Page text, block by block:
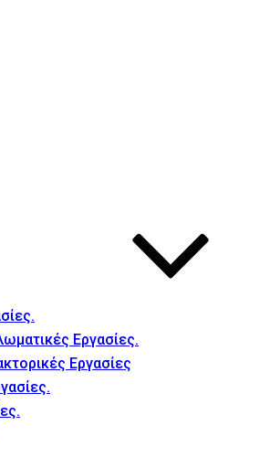
Εργασίες.
Εργασίες